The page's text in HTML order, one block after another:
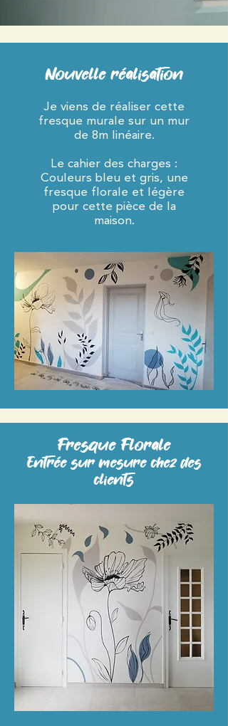
Nouvelle réalisation
Je viens de réaliser cette
fresque murale sur un mur
de 8m linéaire.
Le cahier des charges :
Couleurs bleu et gris, une
fresque florale et légère
pour cette pièce de la
maison.
Fresque Florale
Entrée sur mesure chez des
clients